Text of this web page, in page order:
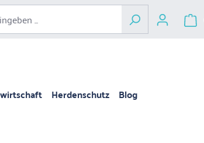
Herdenschutz Blog